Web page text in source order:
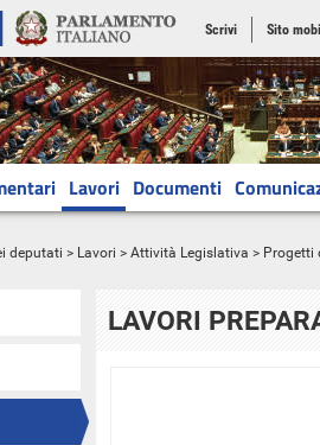
Scrivi Sito
Lavori Documenti
deputati > Lavori > Attività Legislativa > Progetti
LAVORI